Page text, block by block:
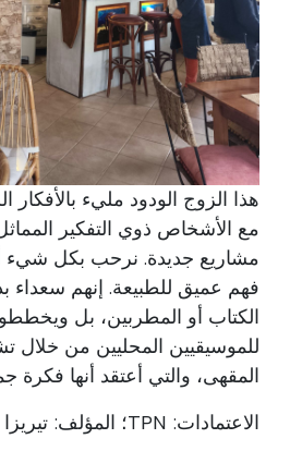
هذا الزوج الودود مليء بالأفكار
مع الأشخاص ذوي التفكير
مشاريع جديدة. نرحب بكل شيء
فهم عميق للطبيعة. إنهم سعداء
الكتاب أو المطربين، بل
للموسيقيين المحليين من خلال
المقهى، والتي أعتقد أنها فكرة
الاعتمادات: TPN؛ المؤلف: تيريزا بيدرو؛